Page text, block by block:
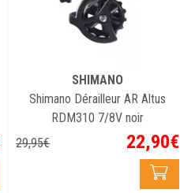
SHIMANO
Shimano Dérailleur AR Altus
RDM310 7/8V noir
29,95€ 22,90€